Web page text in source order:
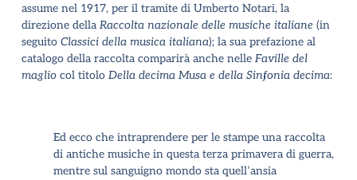
assume nel 1917, per il tramite di Umberto Notari, la
direzione della Raccolta nazionale delle musiche italiane (in
seguito Classici della musica italiana); la sua prefazione al
catalogo della raccolta comparirà anche nelle Faville del
maglio col titolo Della decima Musa e della Sinfonia decima:
Ed ecco che intraprendere per le stampe una raccolta
di antiche musiche in questa terza primavera di guerra,
mentre sul sanguigno mondo sta quell’ansia